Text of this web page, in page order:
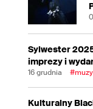
Sylwester
imprezy i
16 grudnia
Kulturalny